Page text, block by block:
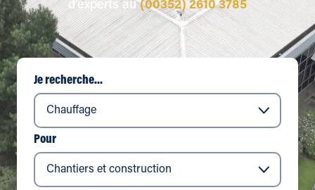
d’experts au(00352) 2610 3785
Je recherche...
Pour